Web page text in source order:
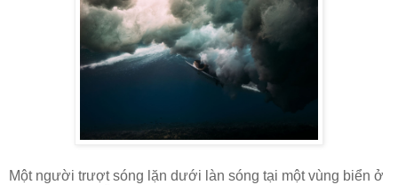
Một người trượt sóng lặn dưới làn sóng tại một vùng biển ở